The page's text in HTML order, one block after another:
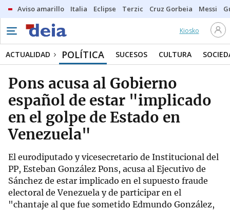
Aviso amarillo Italia Eclipse Terzic Cruz Gorbeia Messi
Kiosko
ACTUALIDAD POLÍTICA SUCESOS CULTURA
Pons acusa al Gobierno
español de estar "implicado
en el golpe de Estado en
Venezuela"
El eurodiputado y vicesecretario de Institucional del
PP, Esteban González Pons, acusa al Ejecutivo de
Sánchez de estar implicado en el supuesto fraude
electoral de Venezuela y de participar en el
"chantaje al que fue sometido Edmundo González,